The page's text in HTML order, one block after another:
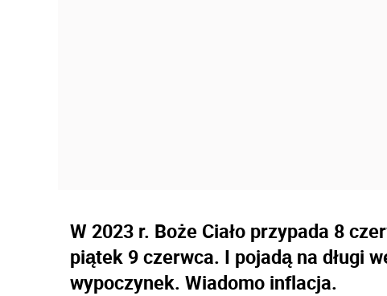
W 2023 r. Boże Ciało przypada 8
piątek 9 czerwca. I pojadą na długi
wypoczynek. Wiadomo inflacja.